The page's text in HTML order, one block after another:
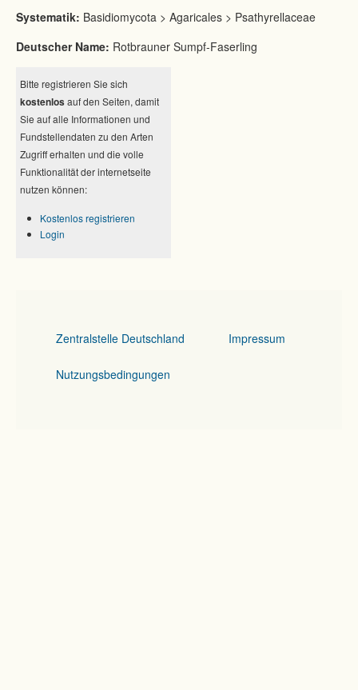
Systematik: Basidiomycota > Agaricales > Psathyrellaceae
Deutscher Name: Rotbrauner Sumpf-Faserling
Bitte registrieren Sie sich
kostenlos auf den Seiten, damit
Sie auf alle Informationen und
Fundstellendaten zu den Arten
Zugriff erhalten und die volle
Funktionalität der internetseite
nutzen können:
Kostenlos registrieren
Login
Zentralstelle Deutschland Impressum
Nutzungsbedingungen